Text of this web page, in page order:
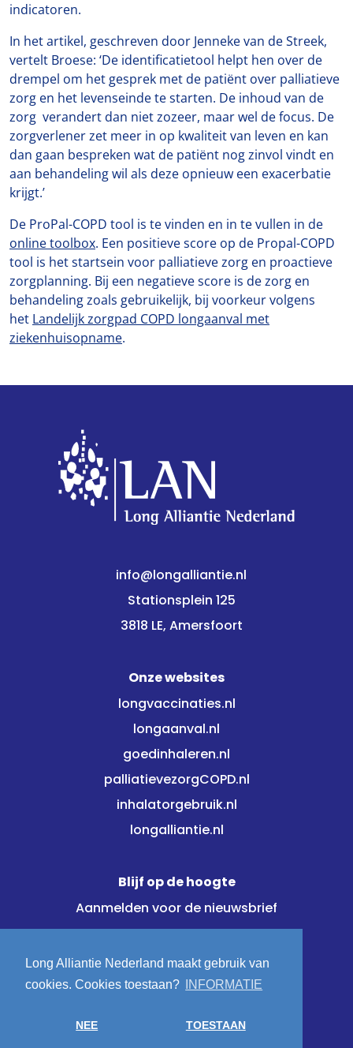
Long Alliantie Nederland maakt gebruik van
cookies. Cookies toestaan?
INFORMATIE
NEE TOESTAAN
indicatoren.
In het artikel, geschreven door Jenneke van de Streek,
vertelt Broese: ‘De identificatietool helpt hen over de
drempel om het gesprek met de patiënt over palliatieve
zorg en het levenseinde te starten. De inhoud van de
zorg verandert dan niet zozeer, maar wel de focus. De
zorgverlener zet meer in op kwaliteit van leven en kan
dan gaan bespreken wat de patiënt nog zinvol vindt en
aan behandeling wil als deze opnieuw een exacerbatie
krijgt.’
De ProPal-COPD tool is te vinden en in te vullen in de
online toolbox. Een positieve score op de Propal-COPD
tool is het startsein voor palliatieve zorg en proactieve
zorgplanning. Bij een negatieve score is de zorg en
behandeling zoals gebruikelijk, bij voorkeur volgens
het Landelijk zorgpad COPD longaanval met
ziekenhuisopname.
info@longalliantie.nl
Stationsplein 125
3818 LE, Amersfoort
Onze websites
longvaccinaties.nl
longaanval.nl
goedinhaleren.nl
palliatievezorgCOPD.nl
inhalatorgebruik.nl
longalliantie.nl
Blijf op de hoogte
Aanmelden voor de nieuwsbrief
Volg ons op: